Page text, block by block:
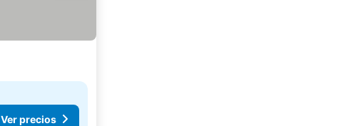
Ver precios